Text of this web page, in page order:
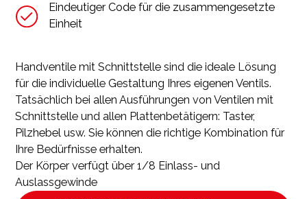
Eindeutiger Code für die zusammengesetzte
Einheit
Handventile mit Schnittstelle sind die ideale Lösung
für die individuelle Gestaltung Ihres eigenen Ventils.
Tatsächlich bei allen Ausführungen von Ventilen mit
Schnittstelle und allen Plattenbetätigern: Taster,
Pilzhebel usw. Sie können die richtige Kombination für
Ihre Bedürfnisse erhalten.
Der Körper verfügt über 1/8 Einlass- und
Auslassgewinde